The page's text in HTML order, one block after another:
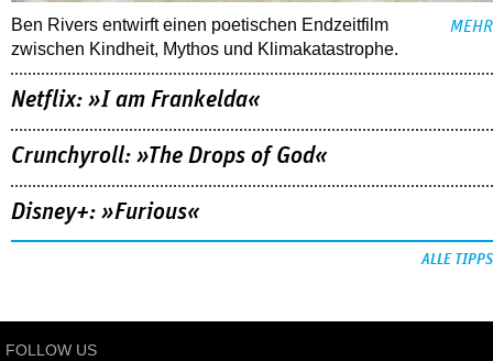
Ben Rivers entwirft einen poetischen Endzeitfilm
zwischen Kindheit, Mythos und Klimakatastrophe.
MEHR
Netflix: »I am Frankelda«
Crunchyroll: »The Drops of God«
Disney+: »Furious«
ALLE TIPPS
FOLLOW US